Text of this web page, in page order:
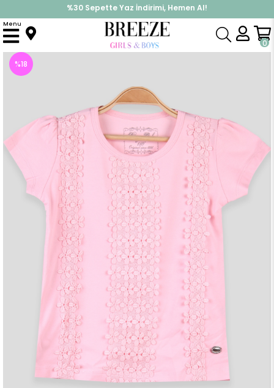
%30 Sepette Yaz İndirimi, Hemen Al!
İndirimlere ek %10 İndirimi Kap, Hemen Üye Ol!
0
Menu
Anasayfa Üst Giyim Tişört
%18